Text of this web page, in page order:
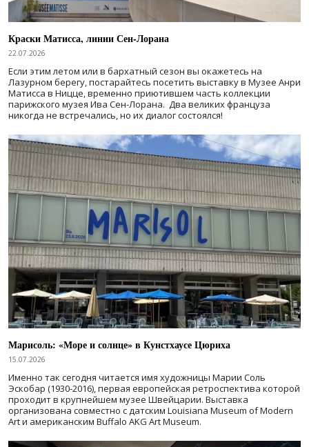
Краски Матисса, линии Сен-Лорана
22.07.2026
Если этим летом или в бархатный сезон вы окажетесь на
Лазурном берегу, постарайтесь посетить выставку в Музее Анри
Матисса в Ницце, временно приютившем часть коллекции
парижского музея Ива Сен-Лорана. Два великих француза
никогда не встречались, но их диалог состоялся!
Марисоль: «Море и солнце» в Кунстхаусе Цюриха
15.07.2026
Именно так сегодня читается имя художницы Марии Соль
Эскобар (1930-2016), первая европейская ретроспектива которой
проходит в крупнейшем музее Швейцарии. Выставка
организована совместно с датским Louisiana Museum of Modern
Art и американским Buffalo AKG Art Museum.